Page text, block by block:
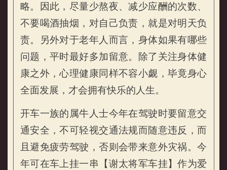
略。因此，尽量少熬夜、减少应酬的次数、
不要喝酒抽烟，对自己负责，就是对明天负
责。另外对于老年人而言，身体如果有哪些
问题，平时最好多加留意。除了关注身体健
康之外，心理健康同样不容小觑，毕竟身心
全面发展，才会拥有快乐的人生。
开车一族的属牛人士今年在驾驶时要留意交
通安全，不可轻视交通法规而随意违反，而
且避免疲劳驾驶，否则会带来意外灾祸。今
年可在车上挂一串【谢太将军车挂】作为爱